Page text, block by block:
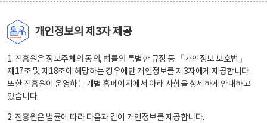
개인정보의 제3자 제공
1. 진흥원은 정보주체의 동의, 법률의 특별한 규정 등 「개인정보 보호법」
제17조 및 제18조에 해당하는 경우에만 개인정보를 제3자에게 제공합니다.
또한 진흥원이 운영하는 개별 홈페이지에서 아래 사항을 상세하게 안내하고
있습니다.
2. 진흥원은 법률에 따라 다음과 같이 개인정보를 제공합니다.